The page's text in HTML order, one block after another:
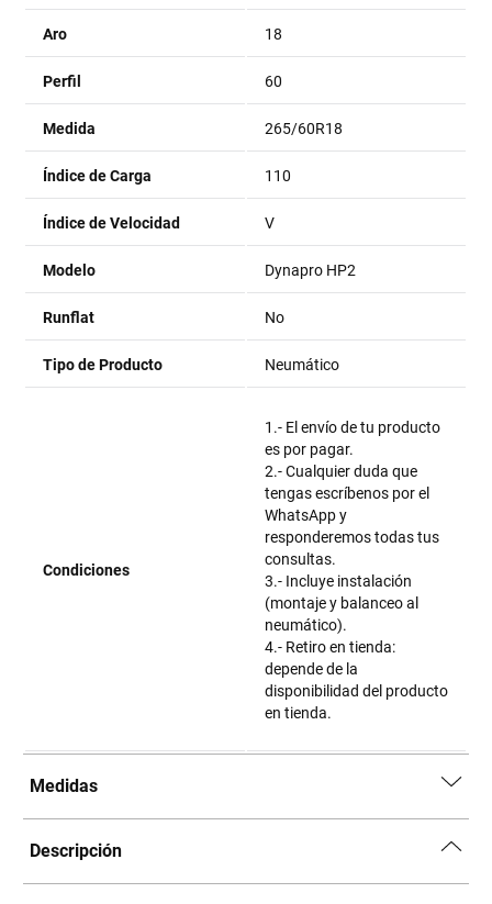
Aro 18
Perfil 60
Medida 265/60R18
Índice de Carga 110
Índice de Velocidad V
Modelo Dynapro HP2
Runflat No
Tipo de Producto Neumático
Condiciones
1.- El envío de tu producto
es por pagar.
2.- Cualquier duda que
tengas escríbenos por el
WhatsApp y
responderemos todas tus
consultas.
3.- Incluye instalación
(montaje y balanceo al
neumático).
4.- Retiro en tienda:
depende de la
disponibilidad del producto
en tienda.
Medidas
Descripción